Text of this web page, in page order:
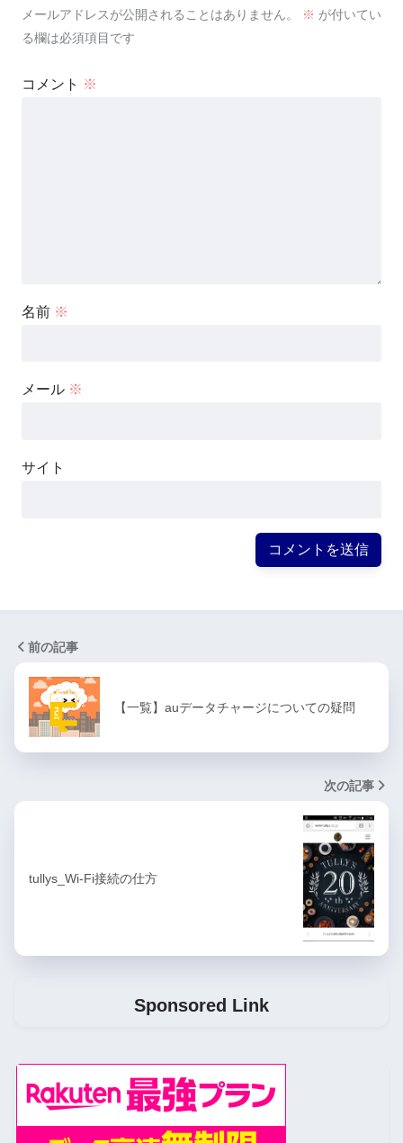
メールアドレスが公開されることはありません。 ※ が付いてい
る欄は必須項目です
コメント ※
名前 ※
メール ※
サイト
前の記事
【一覧】auデータチャージについての疑問
次の記事
tullys_Wi-Fi接続の仕方
Sponsored Link